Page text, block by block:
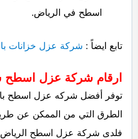
اسطح في الرياض.
تابع ايضاً : شركة عزل خزانات
ارقام شركة عزل اسطح
توفر أفضل شركه عزل اسطح
الطرق التي من الممكن عن
فلدى شركة عزل اسطح الرياض